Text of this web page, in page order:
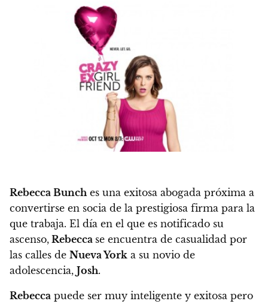
Rebecca Bunch es una exitosa abogada próxima a
convertirse en socia de la prestigiosa firma para la
que trabaja. El día en el que es notificado su
ascenso, Rebecca se encuentra de casualidad por
las calles de Nueva York a su novio de
adolescencia, Josh.
Rebecca puede ser muy inteligente y exitosa pero